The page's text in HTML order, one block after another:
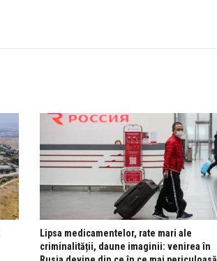
Lipsa medicamentelor, rate mari ale
criminalității, daune imaginii: venirea în